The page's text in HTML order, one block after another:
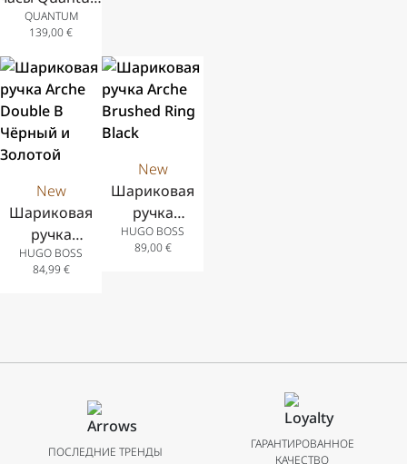
Adrenaline с
индикацией
даты из
нержавеющей
стали с
браслетом 42
QUANTUM
139,00€
New
Шариковая
ручка
Arche
Double B
HUGO BOSS
84,99 €
New
Шариковая
ручка
Arche
Brushed
HUGO BOSS
89,00€
ПОСЛЕДНИЕ ТРЕНДЫ
ГАРАНТИРОВАННОЕ
КАЧЕСТВО